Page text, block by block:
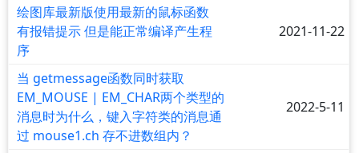
绘图库最新版使用最新的鼠标函数
有报错提示 但是能正常编译产生程
序
2021-11-22
当 getmessage函数同时获取
EM_MOUSE | EM_CHAR两个类型的
消息时为什么，键入字符类的消息通
过 mouse1.ch 存不进数组内？
2022-5-11